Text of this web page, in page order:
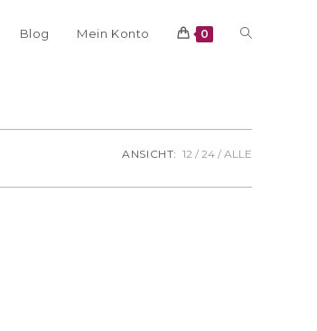
Blog Mein Konto 0
ANSICHT: 12 24 ALLE